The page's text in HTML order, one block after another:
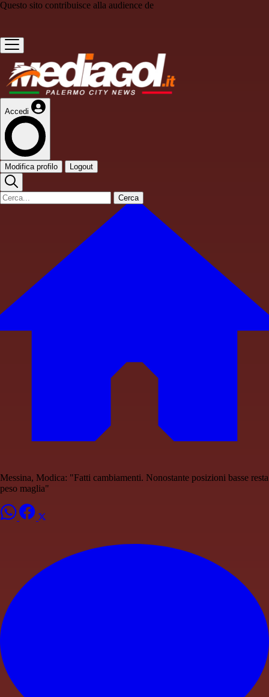
Questo sito contribuisce alla audience de
Accedi
Modifica profilo Logout
Cerca
Messina, Modica: "Fatti cambiamenti. Nonostante posizioni basse resta
peso maglia"